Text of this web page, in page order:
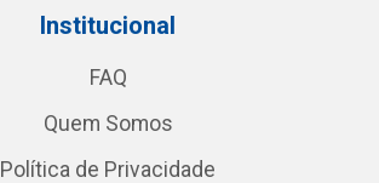
Institucional
FAQ
Quem Somos
Política de Privacidade